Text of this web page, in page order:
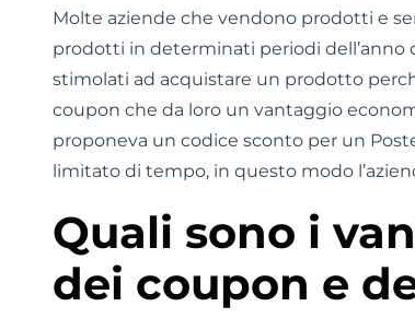
Molte aziende che vendono prodotti e
prodotti in determinati periodi dell’anno
stimolati ad acquistare un prodotto
coupon che da loro un vantaggio
proponeva un codice sconto per un
limitato di tempo, in questo modo
Quali sono i
dei coupon e